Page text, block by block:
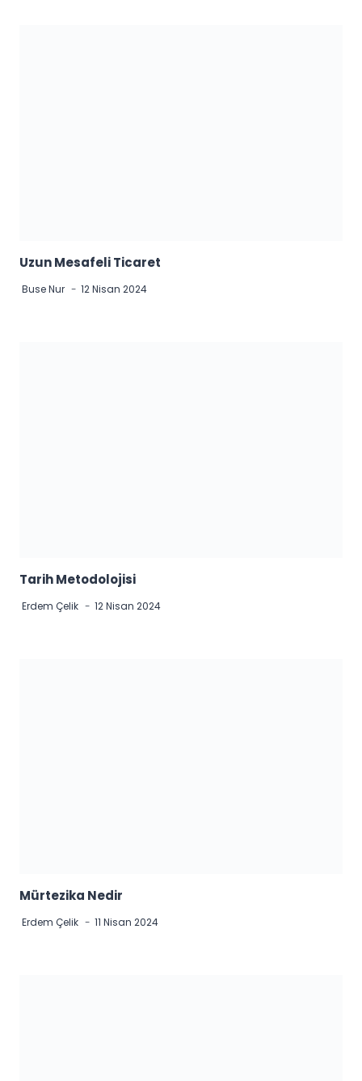
Uzun Mesafeli Ticaret
Buse Nur 12 Nisan 2024
Tarih Metodolojisi
Erdem Çelik 12 Nisan 2024
Mürtezika Nedir
Erdem Çelik 11 Nisan 2024